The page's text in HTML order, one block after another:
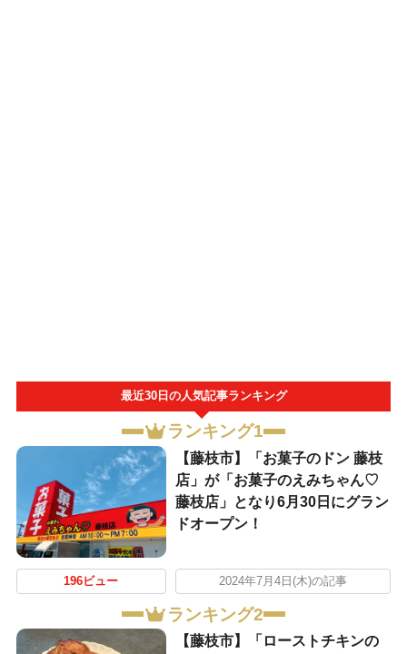
最近30日の人気記事ランキング
ランキング1
【藤枝市】「お菓子のドン 藤枝
店」が「お菓子のえみちゃん♡
藤枝店」となり6月30日にグラン
ドオープン！
196ビュー 2024年7月4日(木)の記事
ランキング2
【藤枝市】「ローストチキンの